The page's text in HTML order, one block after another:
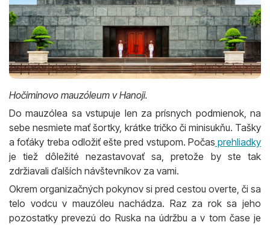
Hočiminovo mauzóleum v Hanoji.
Do mauzólea sa vstupuje len za prísnych podmienok, na
sebe nesmiete mať šortky, krátke tričko či minisukňu. Tašky
a foťáky treba odložiť ešte pred vstupom. Počas prehliadky
je tiež dôležité nezastavovať sa, pretože by ste tak
zdržiavali ďalších návštevníkov za vami.
Okrem organizačných pokynov si pred cestou overte, či sa
telo vodcu v mauzóleu nachádza. Raz za rok sa jeho
pozostatky prevezú do Ruska na údržbu a v tom čase je